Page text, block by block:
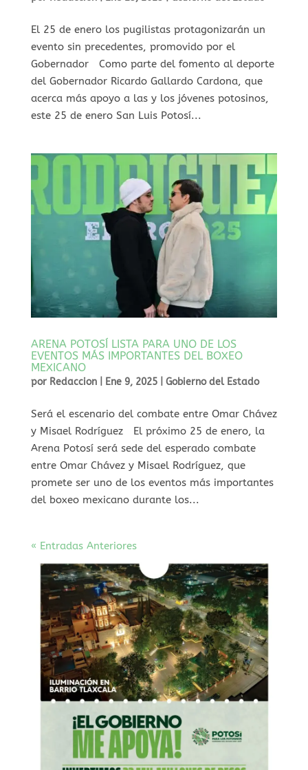
⁠El 25 de enero los pugilistas protagonizarán un
evento sin precedentes, promovido por el
Gobernador Como parte del fomento al deporte
del Gobernador Ricardo Gallardo Cardona, que
acerca más apoyo a las y los jóvenes potosinos,
este 25 de enero San Luis Potosí...
ARENA POTOSÍ LISTA PARA UNO DE LOS
EVENTOS MÁS IMPORTANTES DEL BOXEO
MEXICANO
por Redaccion| Ene 9, 2025| Gobierno del Estado
⁠Será el escenario del combate entre Omar Chávez
y Misael Rodríguez El próximo 25 de enero, la
Arena Potosí será sede del esperado combate
entre Omar Chávez y Misael Rodríguez, que
promete ser uno de los eventos más importantes
del boxeo mexicano durante los...
« Entradas Anteriores